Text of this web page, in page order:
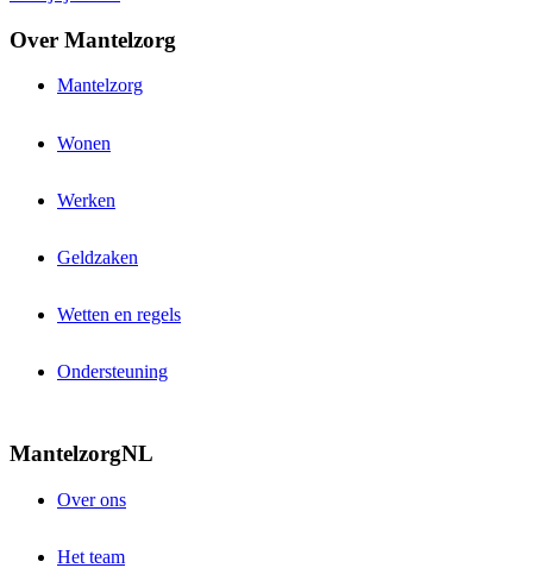
Over Mantelzorg
Mantelzorg
Wonen
Werken
Geldzaken
Wetten en regels
Ondersteuning
MantelzorgNL
Over ons
Het team